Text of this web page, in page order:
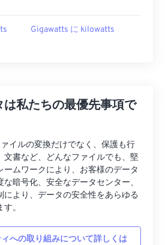
Gigawatts に kilowatts
私たちの最優先事項で
イルの変換だけでなく、保護も行
文書など、どんなファイルでも、堅
ームワークにより、お客様のデータ
暗号化、安全なデータセンター、
により、データの安全性をあらゆる
。
への取り組みについて詳しくは